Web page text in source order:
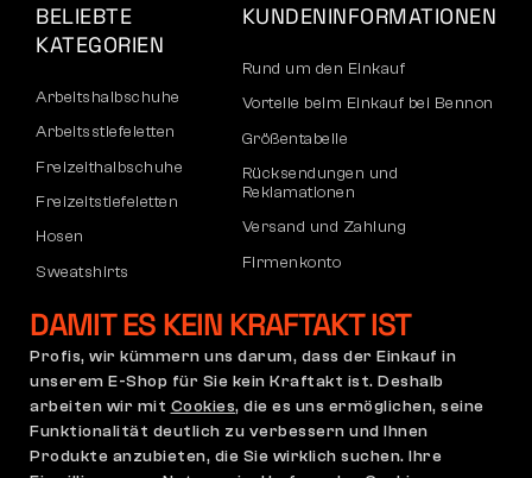
BELIEBTE
KATEGORIEN
Arbeitshalbschuhe
Arbeitsstiefeletten
Freizeithalbschuhe
Freizeitstiefeletten
Hosen
Sweatshirts
KUNDENINFORMATIONEN
Rund um den Einkauf
Vorteile beim Einkauf bei Bennon
Größentabelle
Rücksendungen und
Reklamationen
Versand und Zahlung
Firmenkonto
Reklamation und Garantie
Allgemeine
Geschäftsbedingungen
(AGB)
Reklamationsrichtlinie
DAMIT ES KEIN KRAFTAKT IST
Profis, wir kümmern uns darum, dass der Einkauf in
unserem E-Shop für Sie kein Kraftakt ist. Deshalb
arbeiten wir mit Cookies, die es uns ermöglichen, seine
Funktionalität deutlich zu verbessern und Ihnen
Produkte anzubieten, die Sie wirklich suchen. Ihre